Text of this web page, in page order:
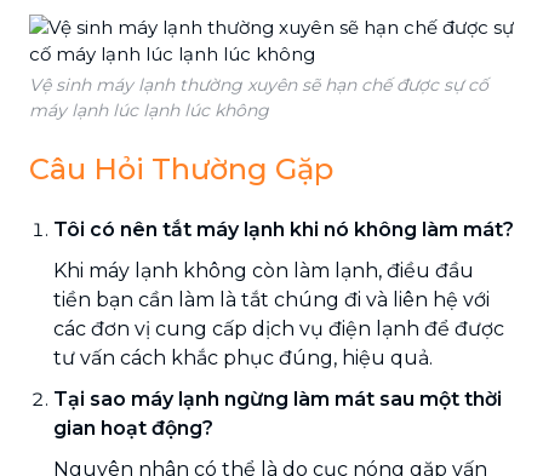
Vệ sinh máy lạnh thường xuyên sẽ hạn chế được sự cố
máy lạnh lúc lạnh lúc không
Câu Hỏi Thường Gặp
Tôi có nên tắt máy lạnh khi nó không làm mát?
Khi máy lạnh không còn làm lạnh, điều đầu
tiền bạn cần làm là tắt chúng đi và liên hệ với
các đơn vị cung cấp dịch vụ điện lạnh để được
tư vấn cách khắc phục đúng, hiệu quả.
Tại sao máy lạnh ngừng làm mát sau một thời
gian hoạt động?
Nguyên nhân có thể là do cục nóng gặp vấn